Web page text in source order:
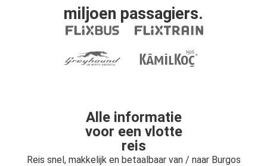
miljoen passagiers.
Alle informatie
voor een vlotte
reis
Reis snel, makkelijk en betaalbaar van / naar Burgos